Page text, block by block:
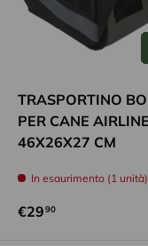
TRASPORTINO
PER CANE
46X26X27 CM
In esaurimento (1 unità)
€2990